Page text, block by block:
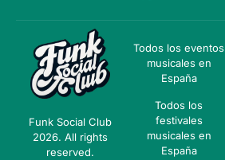
Funk Social Club
2026. All rights
reserved.
Todos los eventos
musicales en
España
Todos los
festivales
musicales en
España